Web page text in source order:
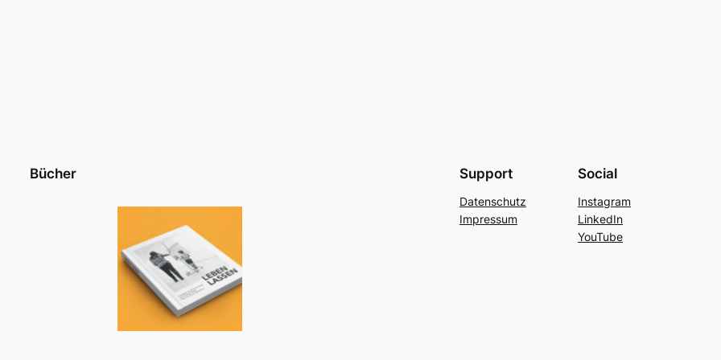
Bücher Support
Datenschutz
Impressum
Social
Instagram
LinkedIn
YouTube